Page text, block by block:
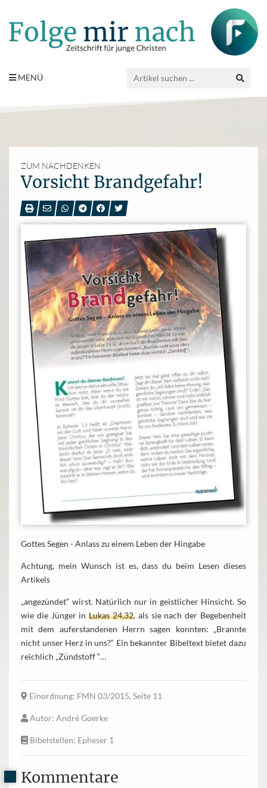
MENÜ
ZUM NACHDENKEN
Vorsicht Brandgefahr!
Gottes Segen - Anlass zu einem Leben der Hingabe
Achtung, mein Wunsch ist es, dass du beim Lesen dieses
Artikels
„angezündet“ wirst. Natürlich nur in geistlicher Hinsicht. So
wie die Jünger inLukas 24,32, als sie nach der Begebenheit
mit dem auferstandenen Herrn sagen konnten: „Brannte
nicht unser Herz in uns?“ Ein bekannter Bibeltext bietet dazu
reichlich „Zündstoff “…
Einordnung: FMN 03/2015, Seite 11
Autor: André Goerke
Bibelstellen: Epheser 1
Kommentare